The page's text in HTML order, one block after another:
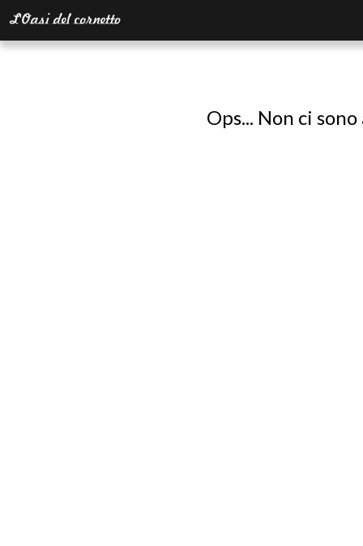
Ops... Non ci